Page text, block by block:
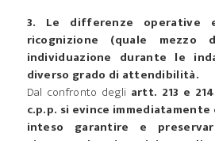
3. Le differenze operative
ricognizione (quale
individuazione durante le
diverso grado di attendibilità.
Dal confronto degli artt. 213 e
c.p.p. si evince
inteso garantire e